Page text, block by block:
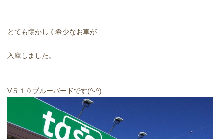
とても懐かしく希少なお車が
入庫しました。
V５１０ブルーバードです(^-^)